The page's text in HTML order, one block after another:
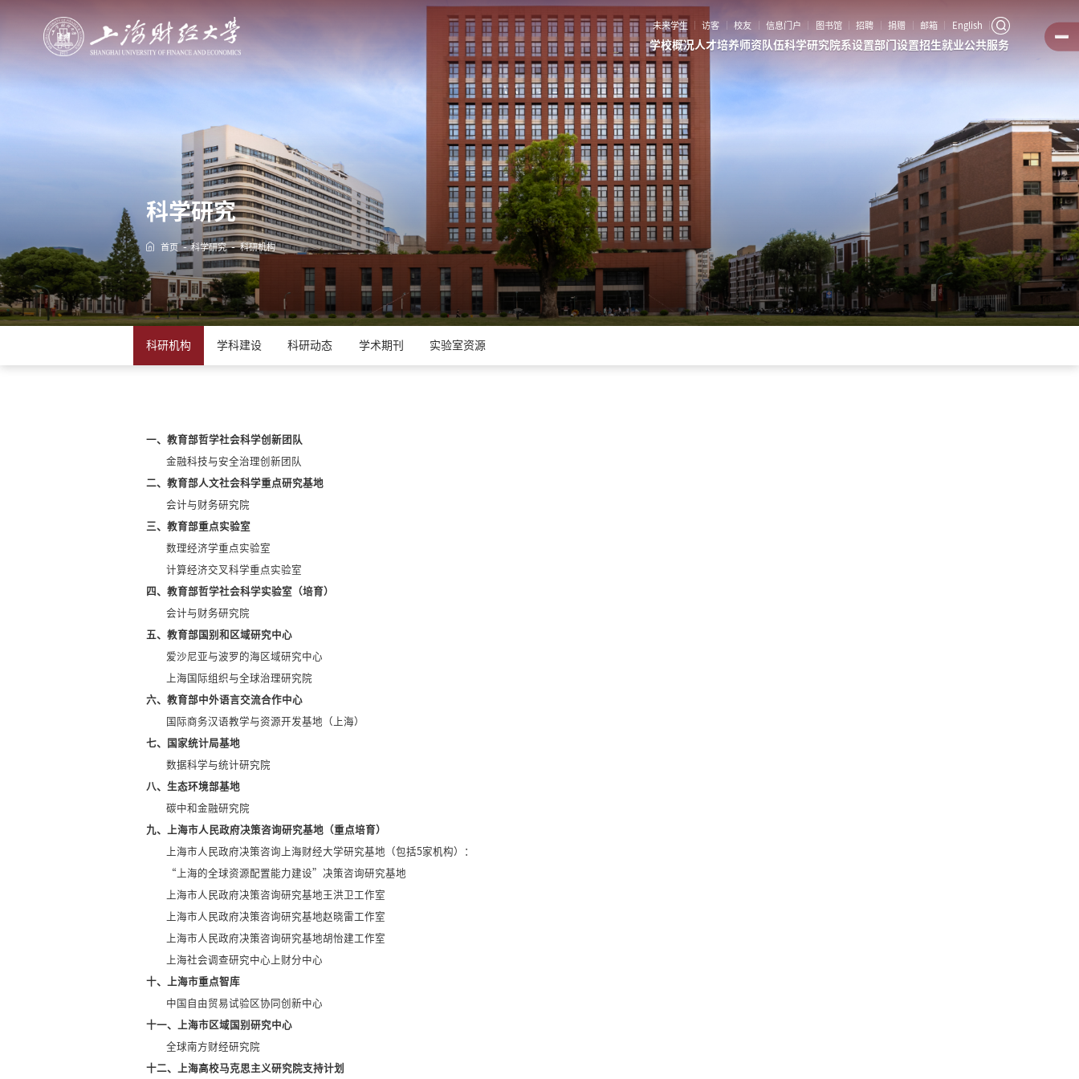
未来学生 访客 校友 信息门户 图书馆 招聘 捐赠 邮箱 English
学校概况 人才培养师资队伍科学研究 院系设置部门设置招生就业公共服务
科学研究
首页 科学研究 科研机构
科研机构 学科建设 科研动态 学术期刊 实验室资源
一、教育部哲学社会科学创新团队
金融科技与安全治理创新团队
二、教育部人文社会科学重点研究基地
会计与财务研究院
三、教育部重点实验室
数理经济学重点实验室
计算经济交叉科学重点实验室
四、教育部哲学社会科学实验室（培育）
会计与财务研究院
五、教育部国别和区域研究中心
爱沙尼亚与波罗的海区域研究中心
上海国际组织与全球治理研究院
六、教育部中外语言交流合作中心
国际商务汉语教学与资源开发基地（上海）
七、国家统计局基地
数据科学与统计研究院
八、生态环境部基地
碳中和金融研究院
九、上海市人民政府决策咨询研究基地（重点培育）
上海市人民政府决策咨询上海财经大学研究基地（包括5家机构）：
“上海的全球资源配置能力建设”决策咨询研究基地
上海市人民政府决策咨询研究基地王洪卫工作室
上海市人民政府决策咨询研究基地赵晓雷工作室
上海市人民政府决策咨询研究基地胡怡建工作室
上海社会调查研究中心上财分中心
十、上海市重点智库
中国自由贸易试验区协同创新中心
十一、上海市区域国别研究中心
全球南方财经研究院
十二、上海高校马克思主义研究院支持计划